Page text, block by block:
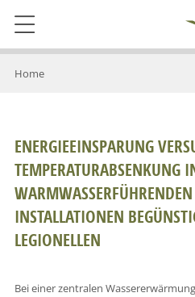
Home
ENERGIEEINSPARUNG
TEMPERATURABSENKUNG
INSTALLATIONEN
LEGIONELLEN
Bei einer zentralen